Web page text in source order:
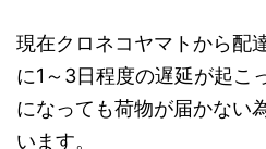
現在クロネコヤマトから配
に1～3日程度の遅延が起こ
になっても荷物が届かない
います。